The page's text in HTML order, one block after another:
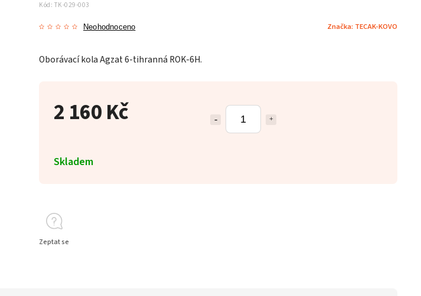
2 160 Kč
Skladem
Kód: TK-029-003
Neohodnoceno Značka: TECAK-KOVO
Oborávací kola Agzat 6-tihranná ROK-6H.
Zeptat se